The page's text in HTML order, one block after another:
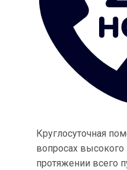
Круглосуточная
вопросах высокого
протяжении всего